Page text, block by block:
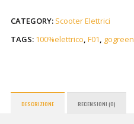
CATEGORY: Scooter Elettrici
TAGS: 100%elettrico, F01, gogreen
DESCRIZIONE RECENSIONI (0)